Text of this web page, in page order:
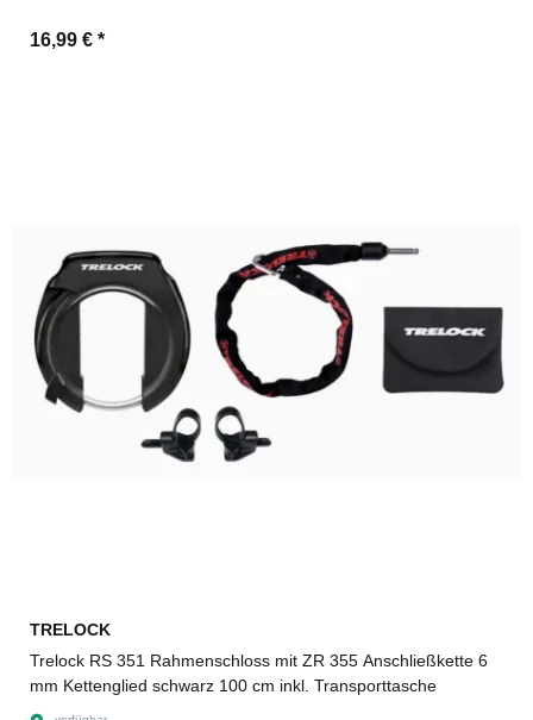
16,99 € *
TRELOCK
Trelock RS 351 Rahmenschloss mit ZR 355 Anschließkette 6
mm Kettenglied schwarz 100 cm inkl. Transporttasche